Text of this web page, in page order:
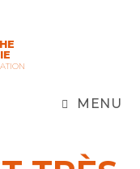
MENU